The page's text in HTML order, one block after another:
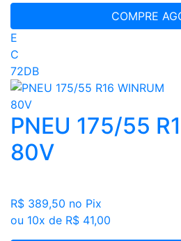
COMPRE
E
C
72DB
PNEU 175/55
80V
R$ 389,50 no Pix
ou 10x de R$ 41,00